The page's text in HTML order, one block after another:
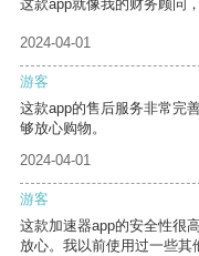
这款app就像我的财务顾问
2024-04-01
游客
这款app的售后服务非常完
够放心购物。
2024-04-01
游客
这款加速器app的安全性很
放心。我以前使用过一些其